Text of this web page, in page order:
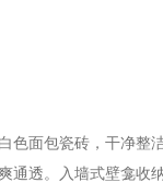
色面包瓷砖，干净整
通透。入墙式壁龛收